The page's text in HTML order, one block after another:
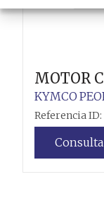
MOTOR
KYMCO
Referencia ID: